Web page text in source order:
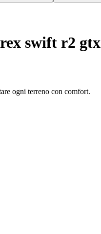
swift r2 gtx
ogni terreno con comfort.